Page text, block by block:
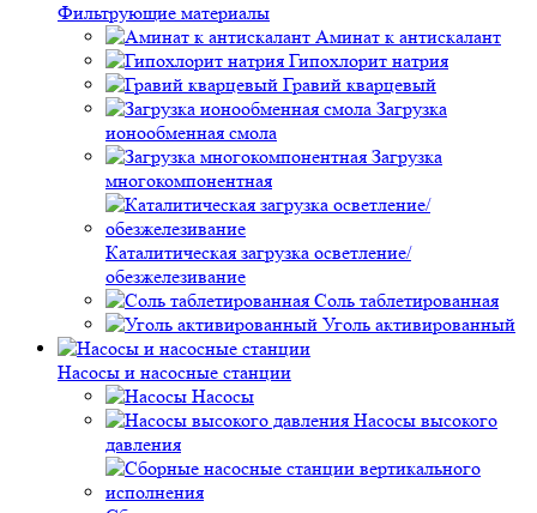
Фильтрующие материалы
Аминат к антискалант
Гипохлорит натрия
Гравий кварцевый
Загрузка
ионообменная смола
Загрузка
многокомпонентная
Каталитическая загрузка осветление/
обезжелезивание
Соль таблетированная
Уголь активированный
Насосы и насосные станции
Насосы
Насосы высокого
давления